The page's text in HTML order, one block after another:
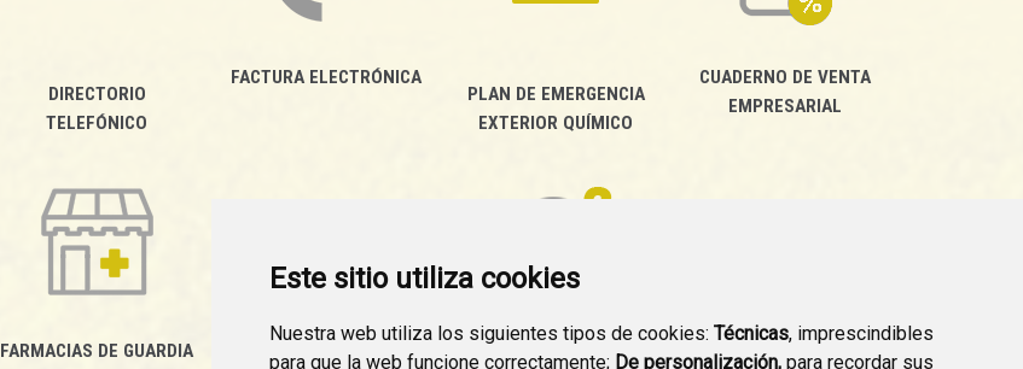
Este sitio utiliza cookies
Nuestra web utiliza los siguientes tipos de cookies: Técnicas, imprescindibles
para que la web funcione correctamente; De personalización, para recordar sus
DIRECTORIO
TELEFÓNICO
FACTURA ELECTRÓNICA
PLAN DE EMERGENCIA
EXTERIOR QUÍMICO
CUADERNO DE VENTA
EMPRESARIAL
FARMACIAS DE GUARDIA
PREGUNTAS